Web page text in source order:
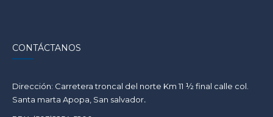
CONTÁCTANOS
Dirección: Carretera troncal del norte Km 11 ½ final calle col.
Santa marta Apopa, San salvador.